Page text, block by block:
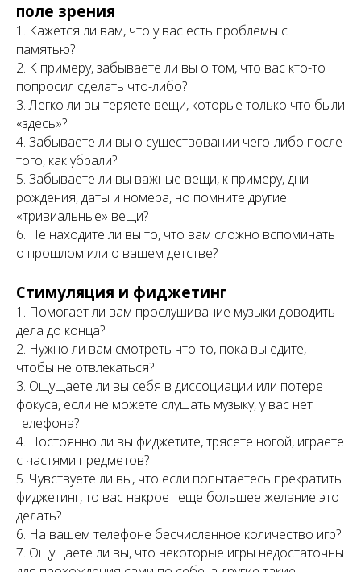
поле зрения
1. Кажется ли вам, что у вас есть проблемы с
памятью?
2. К примеру, забываете ли вы о том, что вас кто-то
попросил сделать что-либо?
3. Легко ли вы теряете вещи, которые только что были
«здесь»?
4. Забываете ли вы о существовании чего-либо после
того, как убрали?
5. Забываете ли вы важные вещи, к примеру, дни
рождения, даты и номера, но помните другие
«тривиальные» вещи?
6. Не находите ли вы то, что вам сложно вспоминать
о прошлом или о вашем детстве?
Стимуляция и фиджетинг
1. Помогает ли вам прослушивание музыки доводить
дела до конца?
2. Нужно ли вам смотреть что-то, пока вы едите,
чтобы не отвлекаться?
3. Ощущаете ли вы себя в диссоциации или потере
фокуса, если не можете слушать музыку, у вас нет
телефона?
4. Постоянно ли вы фиджетите, трясете ногой, играете
с частями предметов?
5. Чувствуете ли вы, что если попытаетесь прекратить
фиджетинг, то вас накроет еще большее желание это
делать?
6. На вашем телефоне бесчисленное количество игр?
7. Ощущаете ли вы, что некоторые игры недостаточны